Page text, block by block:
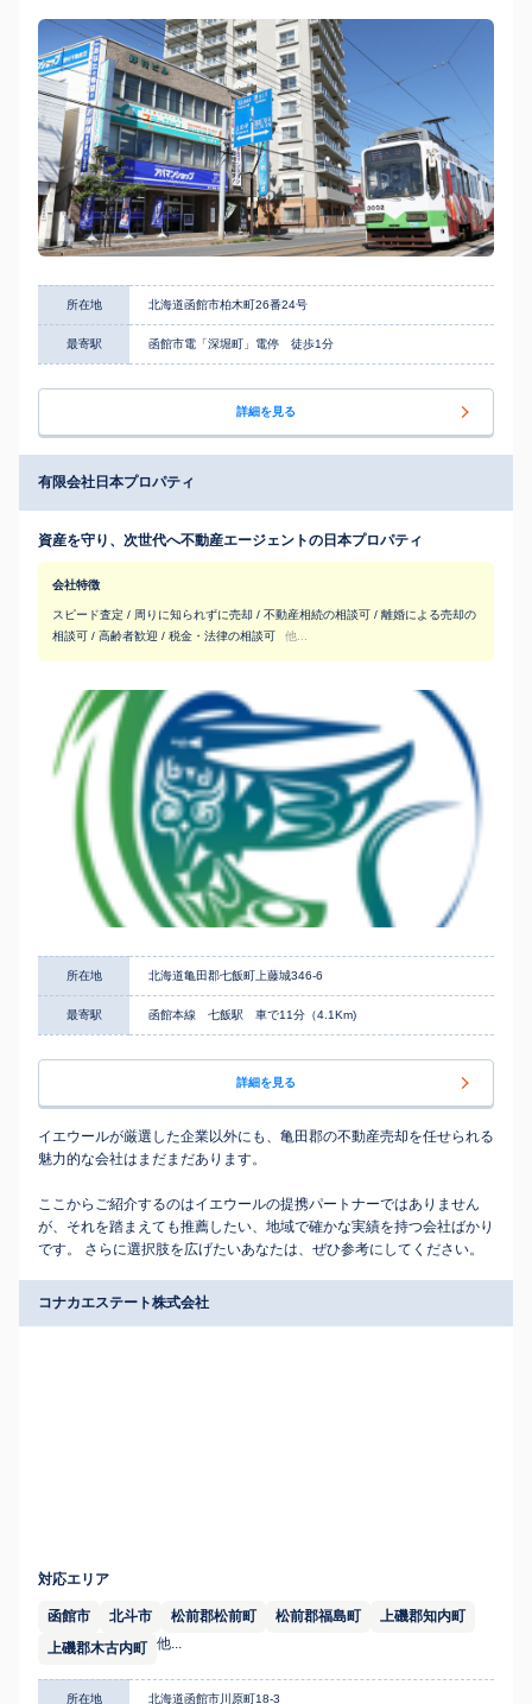
所在地 北海道函館市柏木町26番24号
最寄駅 函館市電「深堀町」電停 徒歩1分
詳細を見る
有限会社日本プロパティ
資産を守り、次世代へ不動産エージェントの日本プロパティ
会社特徴
スピード査定 / 周りに知られずに売却 / 不動産相続の相談可 / 離婚による売却の
相談可 / 高齢者歓迎 / 税金・法律の相談可
他...
所在地 北海道亀田郡七飯町上藤城346-6
最寄駅 函館本線 七飯駅 車で11分（4.1Km)
詳細を見る
イエウールが厳選した企業以外にも、亀田郡の不動産売却を任せられる
魅力的な会社はまだまだあります。
ここからご紹介するのはイエウールの提携パートナーではありません
が、それを踏まえても推薦したい、地域で確かな実績を持つ会社ばかり
です。 さらに選択肢を広げたいあなたは、ぜひ参考にしてください。
コナカエステート株式会社
対応エリア
函館市 北斗市 松前郡松前町 松前郡福島町
上磯郡知内町
上磯郡木古内町 他...
所在地 北海道函館市川原町18-3